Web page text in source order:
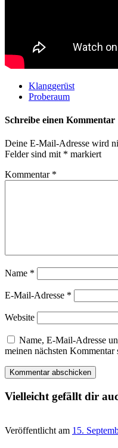
Klanggerüst
Proberaum
Schreibe einen Kommentar
Deine E-Mail-Adresse wird
Felder sind mit * markiert
Kommentar *
Name *
E-Mail-Adresse *
Website
Name, E-Mail-Adresse
meinen nächsten Kommentar
Vielleicht gefällt dir
Veröffentlicht am 15.